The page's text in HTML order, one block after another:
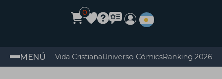
0
MENÚ Vida CristianaUniverso CómicsRanking 2026